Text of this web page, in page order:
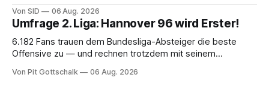
Von SID 06 Aug. 2026
Umfrage 2. Liga: Hannover 96 wird Erster!
6.182 Fans trauen dem Bundesliga-Absteiger die beste
Offensive zu — und rechnen trotzdem mit seinem
Lokalrivale in Niedersachsen.
Von Pit Gottschalk 06 Aug. 2026